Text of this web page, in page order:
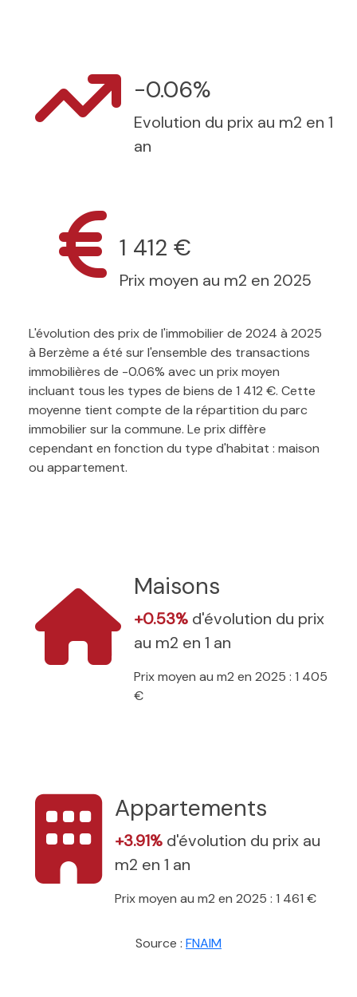
-0.06%
Evolution du prix au m2 en 1
an
1 412 €
Prix moyen au m2 en 2025
L'évolution des prix de l'immobilier de 2024 à 2025
à Berzème a été sur l'ensemble des transactions
immobilières de -0.06% avec un prix moyen
incluant tous les types de biens de 1 412 €. Cette
moyenne tient compte de la répartition du parc
immobilier sur la commune. Le prix diffère
cependant en fonction du type d'habitat : maison
ou appartement.
Maisons
+0.53% d'évolution du prix
au m2 en 1 an
Prix moyen au m2 en 2025 : 1 405
€
Appartements
+3.91% d'évolution du prix au
m2 en 1 an
Prix moyen au m2 en 2025 : 1 461 €
Source : FNAIM